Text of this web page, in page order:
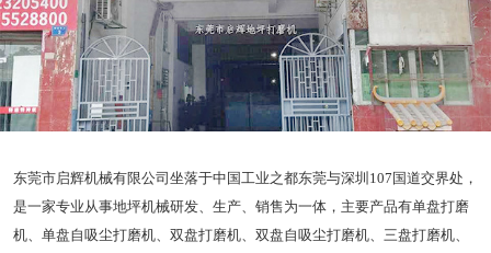
东莞市启辉机械有限公司坐落于中国工业之都东莞与深圳107国道交界处，
是一家专业从事地坪机械研发、生产、销售为一体，主要产品有单盘打磨
机、单盘自吸尘打磨机、双盘打磨机、双盘自吸尘打磨机、三盘打磨机、